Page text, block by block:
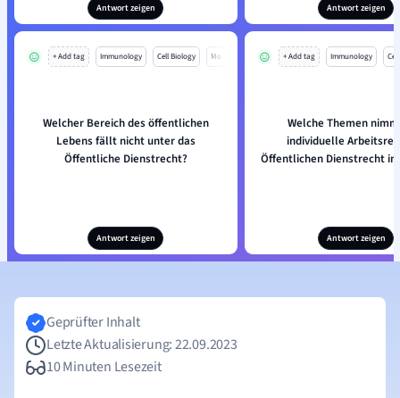
Antwort zeigen Antwort zeigen
+ Add tag Immunology Cell Biology Mo
Welcher Bereich des öffentlichen
Lebens fällt nicht unter das
Öffentliche Dienstrecht?
Antwort zeigen
+ Add tag Immunology
Welche Themen
individuelle
Öffentlichen Dienstrecht in
Antwort zeigen
Geprüfter Inhalt
Letzte Aktualisierung: 22.09.2023
10 Minuten Lesezeit